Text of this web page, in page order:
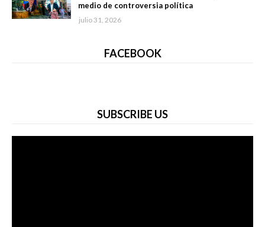
medio de controversia política
julio 31, 2026
FACEBOOK
SUBSCRIBE US